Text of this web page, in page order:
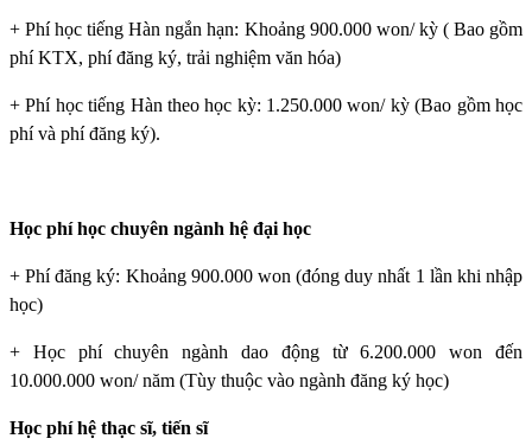
+ Phí học tiếng Hàn ngắn hạn: Khoảng 900.000 won/ kỳ ( Bao gồm
phí KTX, phí đăng ký, trải nghiệm văn hóa)
+ Phí học tiếng Hàn theo học kỳ: 1.250.000 won/ kỳ (Bao gồm học
phí và phí đăng ký).
Học phí học chuyên ngành hệ đại học
+ Phí đăng ký: Khoảng 900.000 won (đóng duy nhất 1 lần khi nhập
học)
+ Học phí chuyên ngành dao động từ 6.200.000 won đến
10.000.000 won/ năm (Tùy thuộc vào ngành đăng ký học)
Học phí hệ thạc sĩ, tiến sĩ